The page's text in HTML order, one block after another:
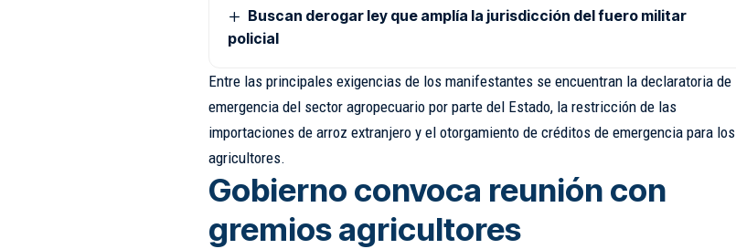
Buscan derogar ley que amplía la jurisdicción del fuero militar
policial
Entre las principales exigencias de los manifestantes se encuentran la declaratoria de
emergencia del sector agropecuario por parte del Estado, la restricción de las
importaciones de arroz extranjero y el otorgamiento de créditos de emergencia para los
agricultores.
Gobierno convoca reunión con
gremios agricultores